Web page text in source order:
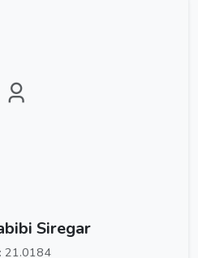
Siregar
21.0184